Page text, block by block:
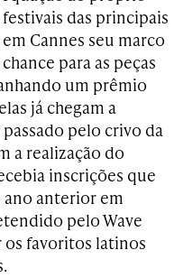
das principais
Cannes seu marco
para as peças
um prêmio
já chegam a
pelo crivo da
a realização do
inscrições que
ano anterior em
pelo Wave
os favoritos latinos